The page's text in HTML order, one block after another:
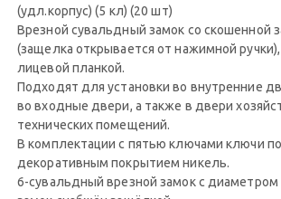
(удл.корпус) (5 кл) (20 шт)
Врезной сувальдный замок со скошенной
(защелка открывается от нажимной
лицевой планкой.
Подходят для установки во внутренние
во входные двери, а также в двери
технических помещений.
В комплектации с пятью ключами ключи
декоративным покрытием никель.
6-сувальдный врезной замок с диаметром